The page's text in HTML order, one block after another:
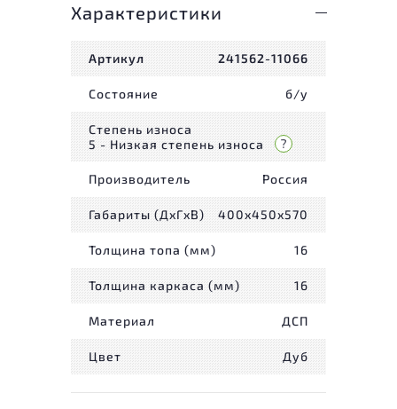
Характеристики
Артикул 241562-11066
Состояние б/у
Степень износа
5 - Низкая степень износа
Производитель Россия
Габариты (ДxГxВ) 400x450x570
Толщина топа (мм) 16
Толщина каркаса (мм) 16
Материал ДСП
Цвет Дуб